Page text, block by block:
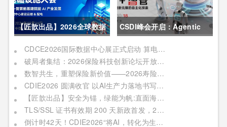
供应链
【匠歆出品】2026全球数据
中心基础设施大会首发｜院
士领衔，100+头部企业已确
认，500人齐聚上海
CSDI峰会开启：Agentic
AI 落地应用的黄金期，智能
系统重塑生产力
CDCE2026国际数据中心展正式启动 算电协同驱动产业升级 搭建全球合作平台
破局者集结：2026保险科技创新论坛开放“数智共生”最佳实践案例征集
数智共生，重塑保险新价值——2026寿险&财险科技创新论坛即将启幕
CDIE2026 圆满收官 以AI生产力落地书写数字化转型新答卷
【匠歆出品】安全为锚，绿能为帆:直面海事网络安全与绿色航运的双重挑战@The ArtiMaritime Day 2026匠歆海事攻坚日 | 5月29日·上海
TLS/SSL 证书有效期 200 天新政首发，2026 亚数TrustAsia CaaS 2.0 发布会邀您见证！
倒计时42天！CDIE2026“将AI，转化为生产力”峰会启幕在即！